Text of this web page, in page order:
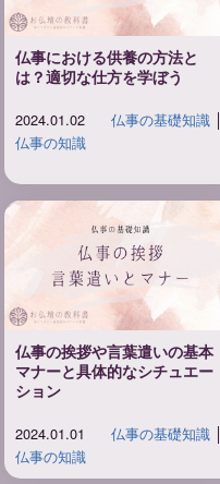
仏事における供養の方法と
は？適切な仕方を学ぼう
2024.01.02 仏事の基礎知識│
仏事の知識
仏事の挨拶や言葉遣いの基本
マナーと具体的なシチュエー
ション
2024.01.01 仏事の基礎知識│
仏事の知識